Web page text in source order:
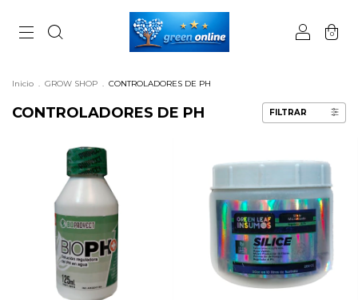
0
Inicio . GROW SHOP . CONTROLADORES DE PH
CONTROLADORES DE PH FILTRAR